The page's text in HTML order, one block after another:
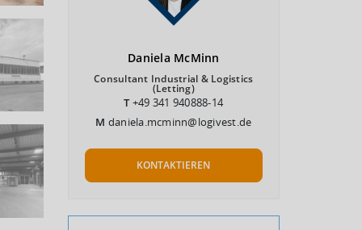
Daniela McMinn
Consultant Industrial & Logistics
(Letting)
T+49 341 940888-14
M daniela.mcminn@logivest.de
KONTAKTIEREN